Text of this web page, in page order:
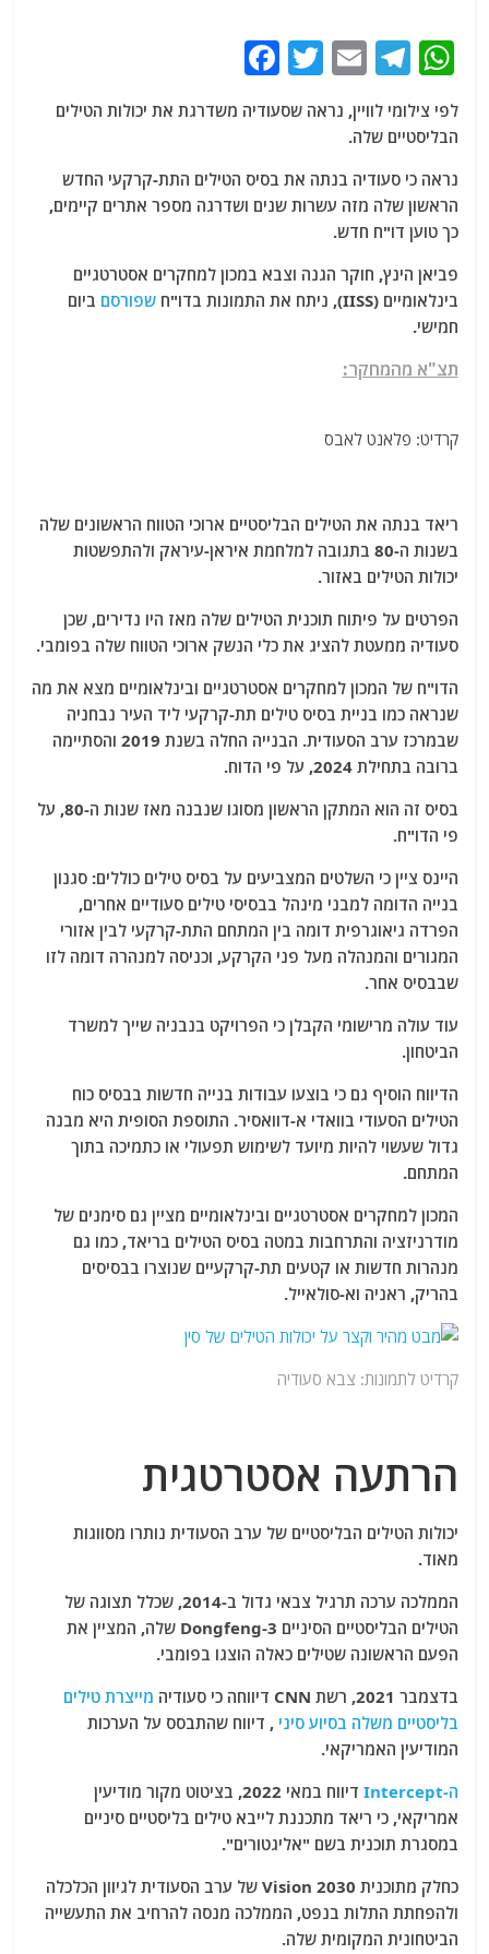
W
h
at
s
A
p
p
T
e
g
ra
m
E
ai
l
T
itt
er
c
e
b
o
k
לפי צילומי לוויין, נראה שסעודיה משדרגת את יכולות הטילים
הבליסטיים שלה.
נראה כי סעודיה בנתה את בסיס הטילים התת-קרקעי החדש
הראשון שלה מזה עשרות שנים ושדרגה מספר אתרים קיימים,
כך טוען דו"ח חדש.
פביאן הינץ, חוקר הגנה וצבא במכון למחקרים אסטרטגיים
בינלאומיים (IISS), ניתח את התמונות בדו"ח
שפורסם ביום
חמישי.
תצ"א מהמחקר:
קרדיט: פלאנט לאבס
ריאד בנתה את הטילים הבליסטיים ארוכי הטווח הראשונים שלה
בשנות ה-80 בתגובה למלחמת איראן-עיראק ולהתפשטות
יכולות הטילים באזור.
הפרטים על פיתוח תוכנית הטילים שלה מאז היו נדירים, שכן
סעודיה ממעטת להציג את כלי הנשק ארוכי הטווח שלה בפומבי.
הדו"ח של המכון למחקרים אסטרטגיים ובינלאומיים מצא את מה
שנראה כמו בניית בסיס טילים תת-קרקעי ליד העיר נבחניה
שבמרכז ערב הסעודית. הבנייה החלה בשנת 2019 והסתיימה
ברובה בתחילת 2024, על פי הדוח.
בסיס זה הוא המתקן הראשון מסוגו שנבנה מאז שנות ה-80, על
פי הדו"ח.
היינס ציין כי השלטים המצביעים על בסיס טילים כוללים: סגנון
בנייה הדומה למבני מינהל בבסיסי טילים סעודיים אחרים,
הפרדה גיאוגרפית דומה בין המתחם התת-קרקעי לבין אזורי
המגורים והמנהלה מעל פני הקרקע, וכניסה למנהרה דומה לזו
שבבסיס אחר.
עוד עולה מרישומי הקבלן כי הפרויקט בנבניה שייך למשרד
הביטחון.
הדיווח הוסיף גם כי בוצעו עבודות בנייה חדשות בבסיס כוח
הטילים הסעודי בוואדי א-דוואסיר. התוספת הסופית היא מבנה
גדול שעשוי להיות מיועד לשימוש תפעולי או כתמיכה בתוך
המתחם.
המכון למחקרים אסטרטגיים ובינלאומיים מציין גם סימנים של
מודרניזציה והתרחבות במטה בסיס הטילים בריאד, כמו גם
מנהרות חדשות או קטעים תת-קרקעיים שנוצרו בבסיסים
בהריק, ראניה וא-סולאייל.
קרדיט לתמונות: צבא סעודיה
הרתעה אסטרטגית
יכולות הטילים הבליסטיים של ערב הסעודית נותרו מסווגות
מאוד.
הממלכה ערכה תרגיל צבאי גדול ב-2014, שכלל תצוגה של
הטילים הבליסטיים הסיניים Dongfeng-3 שלה, המציין את
הפעם הראשונה שטילים כאלה הוצגו בפומבי.
בדצמבר 2021, רשת CNN דיווחה כי סעודיה
מייצרת טילים
בליסטיים משלה בסיוע סיני , דיווח שהתבסס על הערכות
המודיעין האמריקאי.
ה-Intercept
דיווח במאי 2022, בציטוט מקור מודיעין
אמריקאי, כי ריאד מתכננת לייבא טילים בליסטיים סיניים
במסגרת תוכנית בשם "אליגטורים".
כחלק מתוכנית Vision 2030 של ערב הסעודית לגיוון הכלכלה
ולהפחתת התלות בנפט, הממלכה מנסה להרחיב את התעשייה
הביטחונית המקומית שלה.